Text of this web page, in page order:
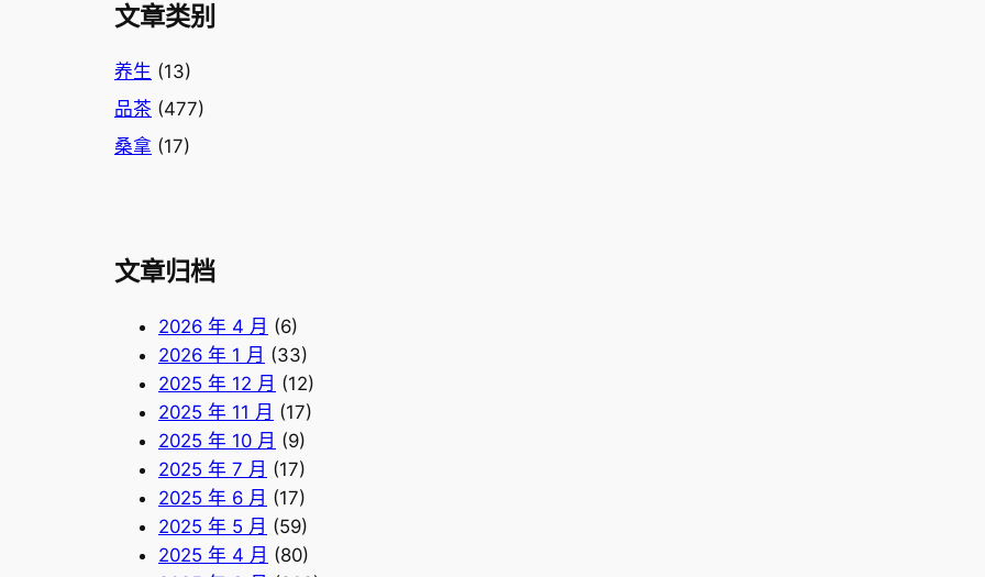
文章类别
养生 (13)
品茶 (477)
桑拿 (17)
文章归档
2026 年 4 月 (6)
2026 年 1 月 (33)
2025 年 12 月 (12)
2025 年 11 月 (17)
2025 年 10 月 (9)
2025 年 7 月 (17)
2025 年 6 月 (17)
2025 年 5 月 (59)
2025 年 4 月 (80)